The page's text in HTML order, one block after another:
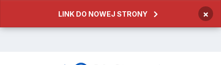
LINK DO NOWEJ STRONY ×